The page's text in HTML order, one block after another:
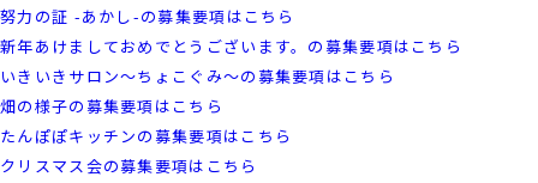
努力の証 -あかし-の募集要項はこちら
新年あけましておめでとうございます。の募集要項はこちら
いきいきサロン～ちょこぐみ～の募集要項はこちら
畑の様子の募集要項はこちら
たんぽぽキッチンの募集要項はこちら
クリスマス会の募集要項はこちら